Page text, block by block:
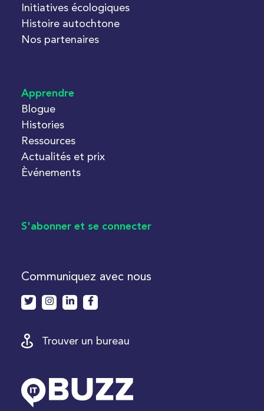
Initiatives écologiques
Histoire autochtone
Nos partenaires
Apprendre
Blogue
Histories
Ressources
Actualités et prix
Èvénements
S'abonner et se connecter
Communiquez avec nous
Trouver un bureau